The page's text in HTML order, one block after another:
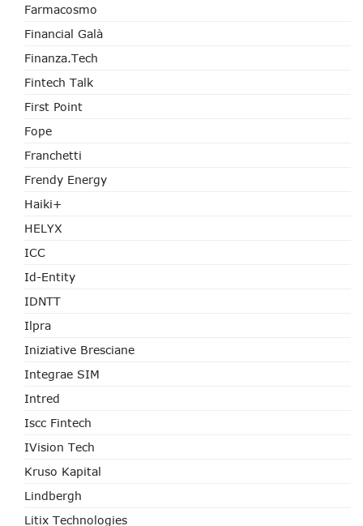
Farmacosmo
Financial Galà
Finanza.tech
Fintech Talk
First Point
Fope
Franchetti
Frendy Energy
Haiki+
HELYX
ICC
Id-Entity
IDNTT
Ilpra
Iniziative Bresciane
Integrae SIM
Intred
Iscc Fintech
IVision Tech
Kruso Kapital
Lindbergh
Litix Technologies